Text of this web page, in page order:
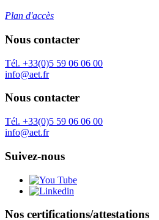
Plan d'accès
Nous contacter
Tél. +33(0)5 59 06 06 00
info@aet.fr
Nous contacter
Tél. +33(0)5 59 06 06 00
info@aet.fr
Suivez-nous
Nos certifications/attestations